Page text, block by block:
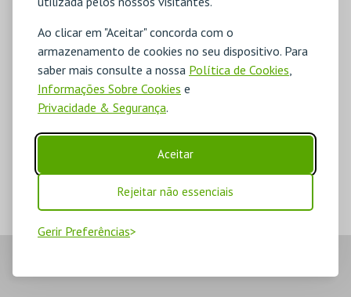
Ao clicar em "Aceitar" concorda com o
armazenamento de cookies no seu dispositivo. Para
saber mais consulte a nossa Política de Cookies,
Informações Sobre Cookies e
Privacidade & Segurança.
Aceitar
Rejeitar não essenciais
Gerir Preferências